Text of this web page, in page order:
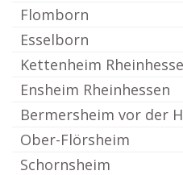
Flomborn
Esselborn
Kettenheim
Ensheim Rheinhessen
Bermersheim vor der
Ober-Flörsheim
Schornsheim